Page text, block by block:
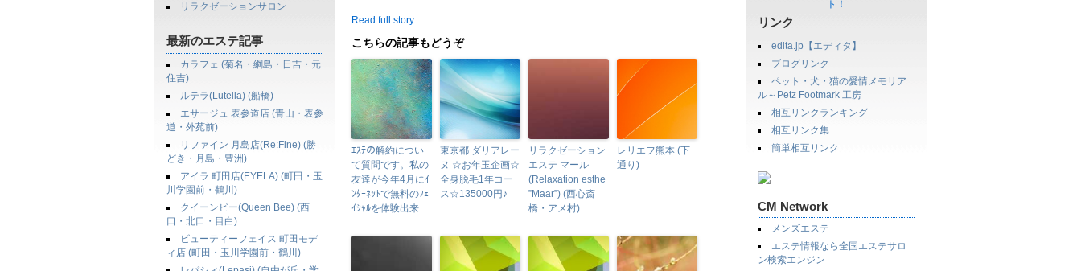
リラクゼーションサロン
最新のエステ記事
カラフェ (菊名・綱島・日吉・元
住吉)
ルテラ(Lutella) (船橋)
エサージュ 表参道店 (青山・表参
道・外苑前)
リファイン 月島店(Re:Fine) (勝
どき・月島・豊洲)
アイラ 町田店(EYELA) (町田・玉
川学園前・鶴川)
クイーンビー(Queen Bee) (西
口・北口・目白)
ビューティーフェイス 町田モデ
ィ店 (町田・玉川学園前・鶴川)
リンク
edita.jp【エディタ】
ブログリンク
ペット・犬・猫の愛情メモリア
ル～Petz Footmark 工房
相互リンクランキング
相互リンク集
簡単相互リンク
CM Network
メンズエステ
エステ情報なら全国エステサロ
ン検索エンジン
Read full story
こちらの記事もどうぞ
ｴｽﾃの解約につい
て質問です。私の
友達が今年4月にｲ
ﾝﾀｰﾈｯﾄで無料のﾌｪ
ｲｼｬﾙを体験出来…
東京都 ダリアレー
ヌ ☆お年玉企画☆
全身脱毛1年コー
ス☆135000円♪
リラクゼーション
エステ マール
(Relaxation esthe
”Maar”) (西心斎
橋・アメ村)
レリエフ熊本 (下
通り)